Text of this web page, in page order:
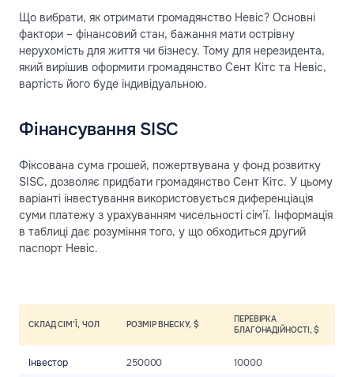
Що вибрати, як отримати громадянство Невіс? Основні
фактори – фінансовий стан, бажання мати острівну
нерухомість для життя чи бізнесу. Тому для нерезидента,
який вирішив оформити громадянство Сент Кітс та Невіс,
вартість його буде індивідуальною.
Фінансування SISC
Фіксована сума грошей, пожертвувана у фонд розвитку
SISC, дозволяє придбати громадянство Сент Кітс. У цьому
варіанті інвестування використовується диференціація
суми платежу з урахуванням чисельності сім’ї. Інформація
в таблиці дає розуміння того, у що обходиться другий
паспорт Невіс.
СКЛАД СІМ’Ї, ЧОЛ РОЗМІР ВНЕСКУ, $
ПЕРЕВІРКА
БЛАГОНАДІЙНОСТІ, $
Інвестор 250000 10000